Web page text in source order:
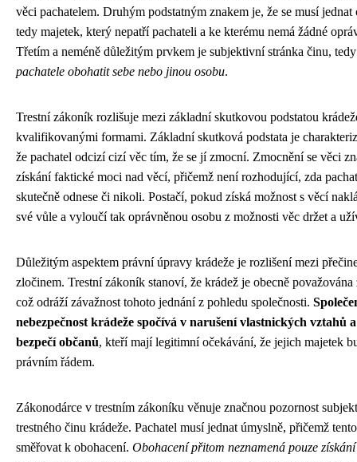
věci pachatelem. Druhým podstatným znakem je, že se musí jednat
tedy majetek, který nepatří pachateli a ke kterému nemá žádné
Třetím a neméně důležitým prvkem je subjektivní stránka činu,
pachatele obohatit sebe nebo jinou osobu.
Trestní zákoník rozlišuje mezi základní skutkovou podstatou
kvalifikovanými formami. Základní skutková podstata je
že pachatel odcizí cizí věc tím, že se jí zmocní. Zmocnění se věci
získání faktické moci nad věcí, přičemž není rozhodující, zda
skutečně odnese či nikoli. Postačí, pokud získá možnost s věcí
své vůle a vyloučí tak oprávněnou osobu z možnosti věc držet a
Důležitým aspektem právní úpravy krádeže je rozlišení mezi
zločinem. Trestní zákoník stanoví, že krádež je obecně považována
což odráží závažnost tohoto jednání z pohledu společnosti.
nebezpečnost krádeže spočívá v narušení vlastnických vztahů
bezpečí občanů, kteří mají legitimní očekávání, že jejich majetek
právním řádem.
Zákonodárce v trestním zákoníku věnuje značnou pozornost
trestného činu krádeže. Pachatel musí jednat úmyslně, přičemž
směřovat k obohacení. Obohacení přitom neznamená pouze získání